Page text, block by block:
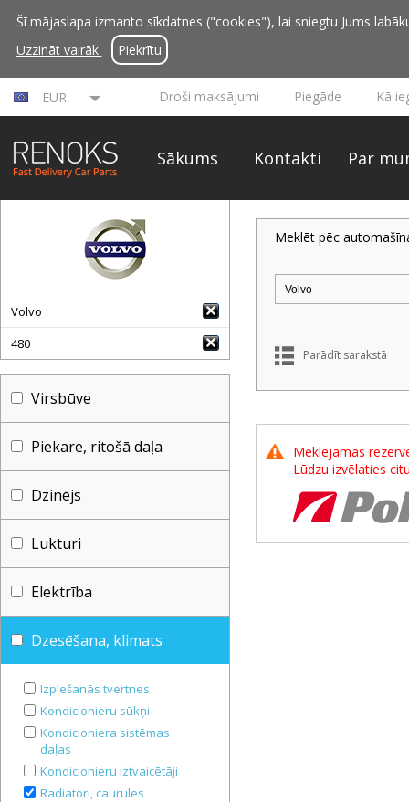
Šī mājaslapa izmanto sīkdatnes ("cookies"), lai sniegtu Jums
Uzzināt vairāk
Piekrītu
EUR Droši maksājumi Piegāde Kā
Sākums Kontakti Par
Volvo
480
Virsbūve
Piekare, ritošā daļa
Dzinējs
Lukturi
Elektrība
Dzesēšana, klimats
Izplešanās tvertnes
Kondicionieru sūkņi
Kondicioniera sistēmas
daļas
Kondicionieru iztvaicētāji
Radiatori, caurules
Meklēt pēc
Parādīt sarakstā
Meklējamās
Lūdzu izvēlaties